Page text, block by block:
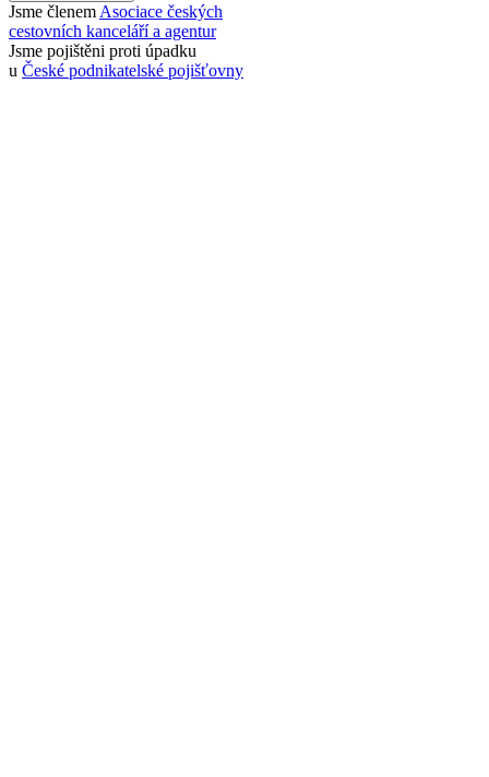
Jsme členem Asociace českých
cestovních kanceláří a agentur
Jsme pojištěni proti úpadku
u České podnikatelské pojišťovny